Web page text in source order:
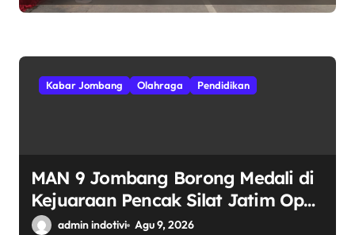
Kabar Jombang Olahraga Pendidikan
MAN 9 Jombang Borong Medali di
Kejuaraan Pencak Silat Jatim Open
2026admin indotivi Agu 9, 2026